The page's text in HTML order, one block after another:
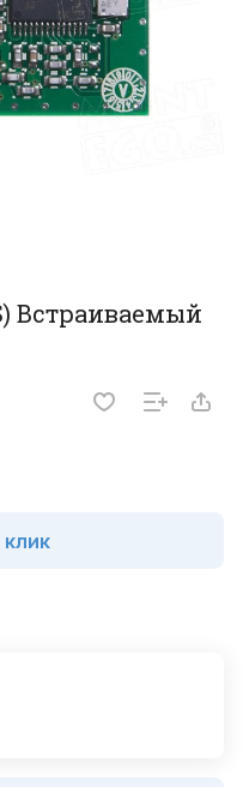
Встраиваемый
клик